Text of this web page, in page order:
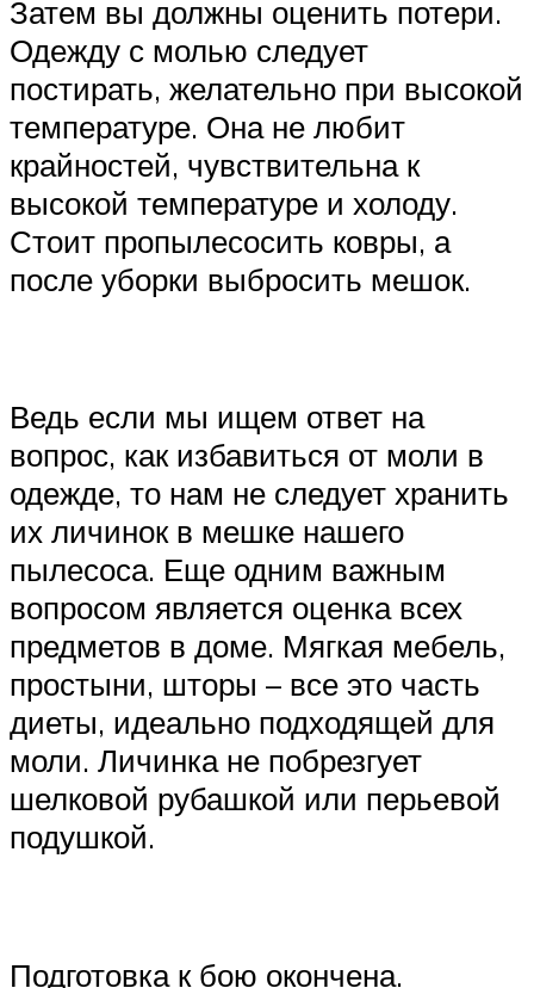
Затем вы должны оценить потери.
Одежду с молью следует
постирать, желательно при высокой
температуре. Она не любит
крайностей, чувствительна к
высокой температуре и холоду.
Стоит пропылесосить ковры, а
после уборки выбросить мешок.
Ведь если мы ищем ответ на
вопрос, как избавиться от моли в
одежде, то нам не следует хранить
их личинок в мешке нашего
пылесоса. Еще одним важным
вопросом является оценка всех
предметов в доме. Мягкая мебель,
простыни, шторы – все это часть
диеты, идеально подходящей для
моли. Личинка не побрезгует
шелковой рубашкой или перьевой
подушкой.
Подготовка к бою окончена.